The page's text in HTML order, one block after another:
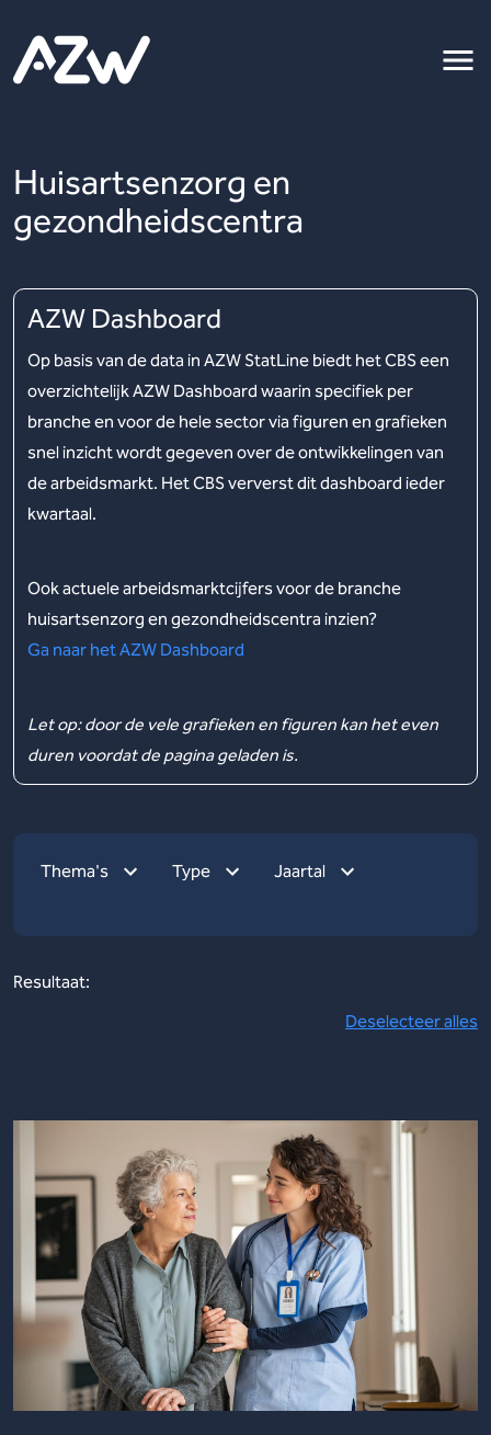
Huisartsenzorg en
gezondheidscentra
AZW Dashboard
Op basis van de data in AZW StatLine biedt het CBS een
overzichtelijk AZW Dashboard waarin specifiek per
branche en voor de hele sector via figuren en grafieken
snel inzicht wordt gegeven over de ontwikkelingen van
de arbeidsmarkt. Het CBS ververst dit dashboard ieder
kwartaal.
Ook actuele arbeidsmarktcijfers voor de branche
huisartsenzorg en gezondheidscentra inzien?
Ga naar het AZW Dashboard
Let op: door de vele grafieken en figuren kan het even
duren voordat de pagina geladen is.
Thema's Type Jaartal
Resultaat:
Deselecteer alles